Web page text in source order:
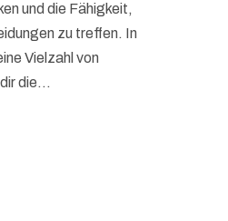
und die Fähigkeit,
zu treffen. In
Vielzahl von
die...